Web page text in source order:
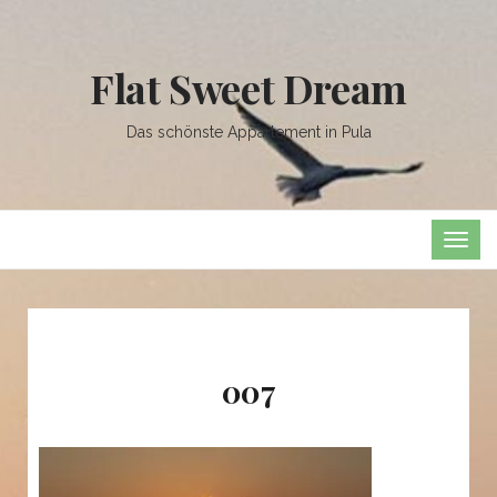
Flat Sweet Dream
Das schönste Appartement in Pula
007